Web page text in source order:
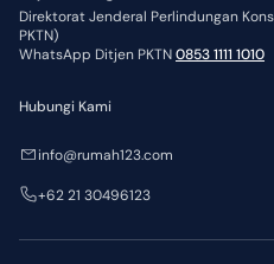
Direktorat Jenderal Perlindungan
PKTN)
WhatsApp Ditjen PKTN0853 1111 1010
Hubungi Kami
info@rumah123.com
+62 21 30496123